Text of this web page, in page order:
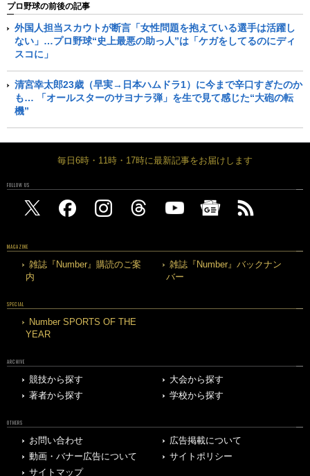
プロ野球の前後の記事
外国人担当スカウトが断言「女性問題を抱えている選手は活躍し
ない」…プロ野球“史上最悪の助っ人”は「ケガをしてるのにディ
スコに」
清宮幸太郎23歳（早実→日本ハムドラ1）に今まで辛口すぎたのか
も… 「オールスターのサヨナラ弾」を生で見て感じた“大砲の転
機”
毎日6時・11時・17時に最新記事をお届けします
FOLLOW US
MAGAZINE
雑誌『Number』購読のご案
内
雑誌『Number』バックナン
バー
SPECIAL
Number SPORTS OF THE
YEAR
ARCHIVE
競技から探す
大会から探す
著者から探す
学校から探す
OTHERS
お問い合わせ
広告掲載について
動画・バナー広告について
サイトポリシー
サイトマップ